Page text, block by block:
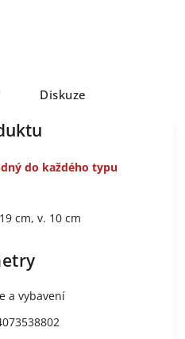
Diskuze
do každého typu
cm, v. 10 cm
a vybavení